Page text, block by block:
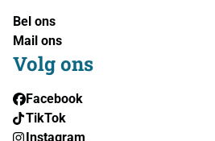
Bel ons
Mail ons
Volg ons
Facebook
TikTok
Instagram